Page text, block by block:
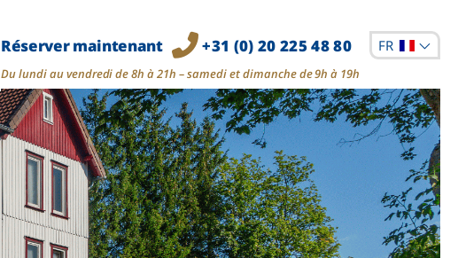
Réserver maintenant +31 (0) 20 225 48 80 FR
Du lundi au vendredi de 8h à 21h – samedi et dimanche de 9h à 19h